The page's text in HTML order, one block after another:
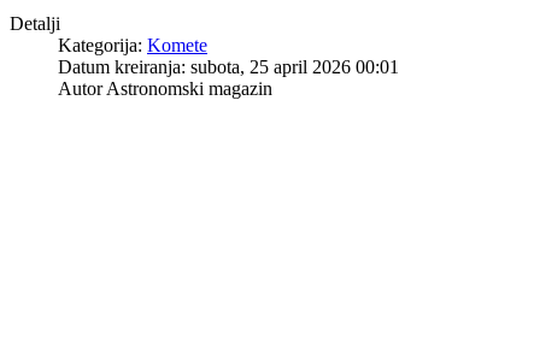
Detalji
Kategorija: Komete
Datum kreiranja: subota, 25 april 2026 00:01
AutorAstronomski magazin